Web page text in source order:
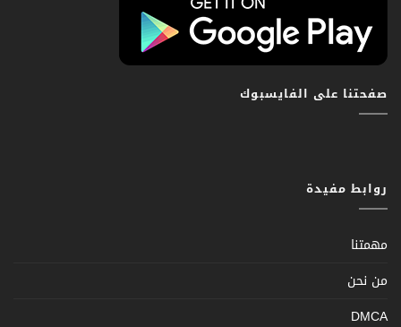
صفحتنا على الفايسبوك
روابط مفيدة
مهمتنا
من نحن
DMCA